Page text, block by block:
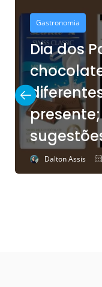
Gastronomia
Dia dos
Dalton Assis